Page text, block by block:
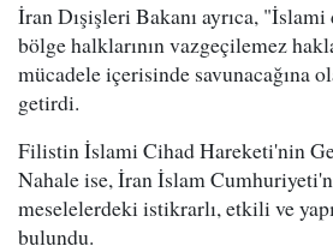
İran Dışişleri Bakanı ayrıca, "İslami
bölge halklarının vazgeçilemez
mücadele içerisinde savunacağına
getirdi.
Filistin İslami Cihad Hareketi'nin
Nahale ise, İran İslam
meselelerdeki istikrarlı, etkili ve
bulundu.